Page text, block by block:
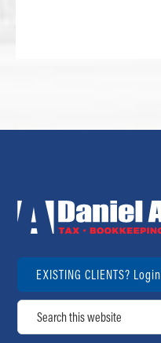
EXISTING CLIENTS? Login
Search